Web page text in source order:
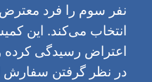
نفر سوم را فرد
انتخاب می‌کند. این
اعتراض رسیدگی
در نظر گرفتن سفارش